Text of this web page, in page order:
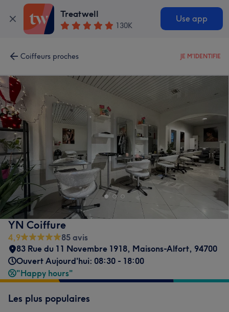
Treatwell
130K
Use app
Coiffeurs proches JE M'IDENTIFIE
YN Coiffure
4,9
85 avis
83 Rue du 11 Novembre 1918, Maisons-Alfort, 94700
Ouvert Aujourd'hui: 08:30 - 18:00
"Happy hours"
Les plus populaires